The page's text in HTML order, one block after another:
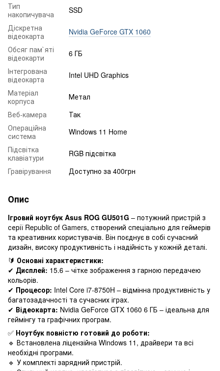
Тип
накопичувача
SSD
Діскретна
відеокарта
Nvidia GeForce GTX 1060
Обсяг пам`яті
відеокарти
6 ГБ
Інтегрована
відеокарта
Intel UHD Graphics
Матеріал
корпуса
Метал
Веб-камера
Так
Операційна
система
Windows 11 Home
Підсвітка
клавіатури
RGB підсвітка
Гравірування
Доступно за 400грн
Опис
Ігровий ноутбук Asus ROG GU501G – потужний пристрій з
серії Republic of Gamers, створений спеціально для геймерів
та креативних користувачів. Він поєднує в собі сучасний
дизайн, високу продуктивність і надійність у кожній деталі.
🔰 Основні характеристики:
✔ Дисплей: 15.6 – чітке зображення з гарною передачею
кольорів.
✔ Процесор: Intel Core i7-8750H – відмінна продуктивність у
багатозадачності та сучасних іграх.
✔ Відеокарта: Nvidia GeForce GTX 1060 6 ГБ – ідеальна для
геймінгу та графічних програм.
✅ Ноутбук повністю готовий до роботи:
🔹 Встановлена ліцензійна Windows 11, драйвери та всі
необхідні програми.
🔹 У комплекті зарядний пристрій.